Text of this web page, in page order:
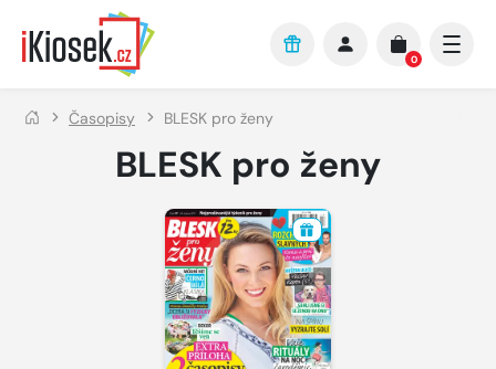
Přejít na hlavní obsah
0
Časopisy BLESK pro ženy
BLESK pro ženy